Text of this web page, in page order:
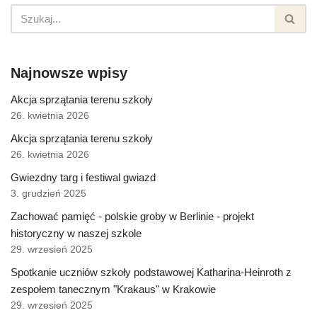
Najnowsze wpisy
Akcja sprzątania terenu szkoły
26. kwietnia 2026
Akcja sprzątania terenu szkoły
26. kwietnia 2026
Gwiezdny targ i festiwal gwiazd
3. grudzień 2025
Zachować pamięć - polskie groby w Berlinie - projekt
historyczny w naszej szkole
29. wrzesień 2025
Spotkanie uczniów szkoły podstawowej Katharina-Heinroth z
zespołem tanecznym "Krakaus" w Krakowie
29. wrzesień 2025